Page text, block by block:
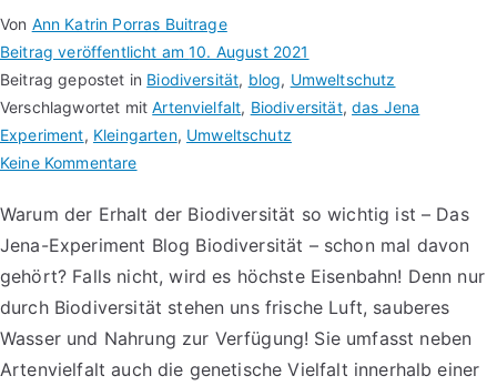
Von Ann Katrin Porras Buitrage
Beitrag veröffentlicht am10. August 2021
Beitrag gepostet in Biodiversität, blog, Umweltschutz
Verschlagwortet mitArtenvielfalt, Biodiversität,das Jena
Experiment, Kleingarten, Umweltschutz
Keine Kommentare
Warum der Erhalt der Biodiversität so wichtig ist – Das
Jena-Experiment Blog Biodiversität – schon mal davon
gehört? Falls nicht, wird es höchste Eisenbahn! Denn nur
durch Biodiversität stehen uns frische Luft, sauberes
Wasser und Nahrung zur Verfügung! Sie umfasst neben
Artenvielfalt auch die genetische Vielfalt innerhalb einer